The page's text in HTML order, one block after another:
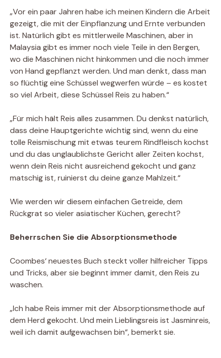
„Vor ein paar Jahren habe ich meinen Kindern die Arbeit
gezeigt, die mit der Einpflanzung und Ernte verbunden
ist. Natürlich gibt es mittlerweile Maschinen, aber in
Malaysia gibt es immer noch viele Teile in den Bergen,
wo die Maschinen nicht hinkommen und die noch immer
von Hand gepflanzt werden. Und man denkt, dass man
so flüchtig eine Schüssel wegwerfen würde – es kostet
so viel Arbeit, diese Schüssel Reis zu haben.“
„Für mich hält Reis alles zusammen. Du denkst natürlich,
dass deine Hauptgerichte wichtig sind, wenn du eine
tolle Reismischung mit etwas teurem Rindfleisch kochst
und du das unglaublichste Gericht aller Zeiten kochst,
wenn dein Reis nicht ausreichend gekocht und ganz
matschig ist, ruinierst du deine ganze Mahlzeit.“
Wie werden wir diesem einfachen Getreide, dem
Rückgrat so vieler asiatischer Küchen, gerecht?
Beherrschen Sie die Absorptionsmethode
Coombes‘ neuestes Buch steckt voller hilfreicher Tipps
und Tricks, aber sie beginnt immer damit, den Reis zu
waschen.
„Ich habe Reis immer mit der Absorptionsmethode auf
dem Herd gekocht. Und mein Lieblingsreis ist Jasminreis,
weil ich damit aufgewachsen bin“, bemerkt sie.